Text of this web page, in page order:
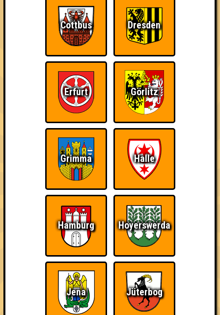
Schienenersatzverkehr
Errungenschaften
Kleiner Hinweis: bei uns sind Teams, die in einem Stechen
verlieren, trotzdem auf dem 1. Platz - den haben sie sich
schließlich verdient! Entsprechend gibt es für diese auch
Errungenschaften für den 1. Platz.
The Last of Us
Schon wieder zum
Wiederzehn macht
Quizveteran
Wir sind immer bei
Euch!
Nerven aus Stahl
Cottbus Dresden
Erfurt Görlitz
Grimma Halle
Hamburg Hoyerswerda
Jena Jüterbog